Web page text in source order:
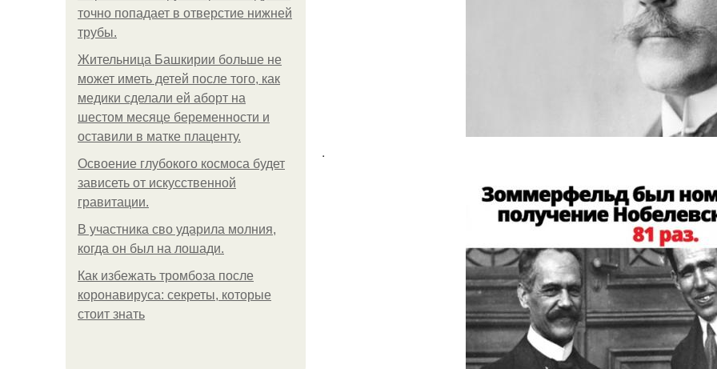
точно попадает в отверстие нижней
трубы.
Жительница Башкирии больше не
может иметь детей после того, как
медики сделали ей аборт на
шестом месяце беременности и
оставили в матке плаценту.
Освоение глубокого космоса будет
зависеть от искусственной
гравитации.
В участника сво ударила молния,
когда он был на лошади.
Как избежать тромбоза после
коронавируса: секреты, которые
стоит знать
.